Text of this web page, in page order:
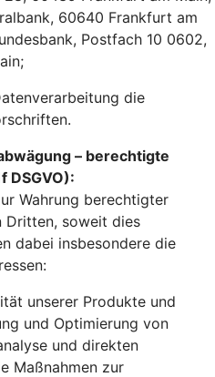
60640 Frankfurt am
Postfach 10 0602,
die
– berechtigte
DSGVO):
Wahrung berechtigter
Dritten, soweit dies
dabei insbesondere die
unserer Produkte und
und Optimierung von
und direkten
Maßnahmen zur